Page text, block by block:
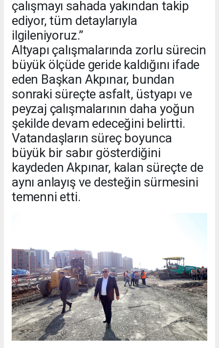
çalışmayı sahada yakından takip
ediyor, tüm detaylarıyla
ilgileniyoruz.”
Altyapı çalışmalarında zorlu sürecin
büyük ölçüde geride kaldığını ifade
eden Başkan Akpınar, bundan
sonraki süreçte asfalt, üstyapı ve
peyzaj çalışmalarının daha yoğun
şekilde devam edeceğini belirtti.
Vatandaşların süreç boyunca
büyük bir sabır gösterdiğini
kaydeden Akpınar, kalan süreçte de
aynı anlayış ve desteğin sürmesini
temenni etti.